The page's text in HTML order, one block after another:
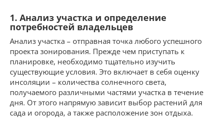
1. Анализ участка и определение
потребностей владельцев
Анализ участка – отправная точка любого успешного
проекта зонирования. Прежде чем приступать к
планировке, необходимо тщательно изучить
существующие условия. Это включает в себя оценку
инсоляции – количества солнечного света,
получаемого различными частями участка в течение
дня. От этого напрямую зависит выбор растений для
сада и огорода, а также расположение зон отдыха.